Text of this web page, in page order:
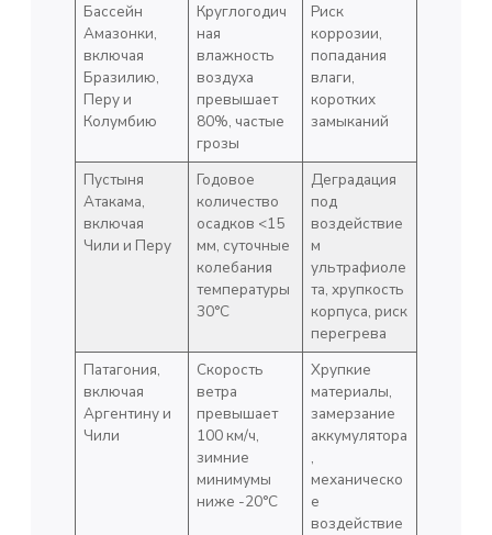
Бассейн
Амазонки,
включая
Бразилию,
Перу и
Колумбию
Круглогодич
ная
влажность
воздуха
превышает
80%, частые
грозы
Риск
коррозии,
попадания
влаги,
коротких
замыканий
Пустыня
Атакама,
включая
Чили и Перу
Годовое
количество
осадков <15
мм, суточные
колебания
температуры
30°C
Деградация
под
воздействие
м
ультрафиоле
та, хрупкость
корпуса, риск
перегрева
Патагония,
включая
Аргентину и
Чили
Скорость
ветра
превышает
100 км/ч,
зимние
минимумы
ниже -20°C
Хрупкие
материалы,
замерзание
аккумулятора
,
механическо
е
воздействие